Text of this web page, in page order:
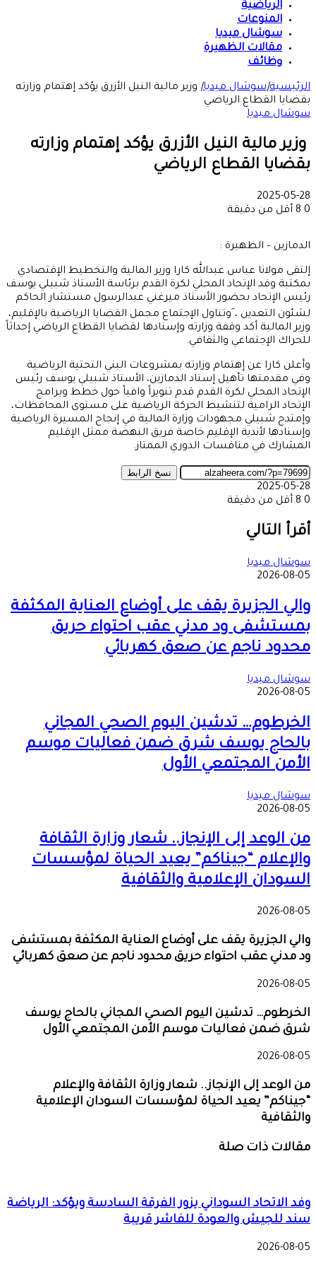
الرياضية
المنوعات
سوشال ميديا
مقالات الظهيرة
وظائف
الرئيسية|سوشال ميديا| وزير مالية النيل الأزرق يؤكد إهتمام وزارته
بقضايا القطاع الرياضي
سوشال ميديا
وزير مالية النيل الأزرق يؤكد إهتمام وزارته
بقضايا القطاع الرياضي
2025-05-28
0
أقل من دقيقة
الدمازين – الظهيرة :
إلتقى مولانا عباس عبدالله كارا وزير المالية والتخطيط الإقتصادي
بمكتبة وفد الإتحاد المحلي لكرة القدم برئاسة الأستاذ شبيلي يوسف
رئيس الإتحاد بحضور الأستاذ ميرغني عبدالرسول مستشار الحاكم
لشئون التعدين ، َوتناول الإجتماع مجمل القضايا الرياضية بالإقليم،
وزير المالية أكد وقفة وزارته وإسنادها لقضايا القطاع الرياضي إحداثاً
للحراك الإجتماعي والثقافي.
وأعلن كارا عن إهتمام وزارته بمشروعات البني التحتية الرياضية
وفي مقدمتها تأهيل إستاد الدمازين، الأستاذ شبيلي يوسف رئيس
الإتحاد المحلي لكرة القدم قدم تنويراً وافياً حول خطط وبرامج
الإتحاد الرامية لتنشيط الحركة الرياضية على مستوى المحافظات،
وإمتدح شبيلي مجهودات وزارة المالية في إنجاح المسيرة الرياضية
وإسنادها لأندية الإقليم خاصة فريق النهضة ممثل الإقليم
المشارك في منافسات الدوري الممتاز.
نسخ الرابط
2025-05-28
0
أقل من دقيقة
عبر
البريد
أقرأ التالي
سوشال ميديا
2026-08-05
والي الجزيرة يقف على أوضاع العناية المكثفة
بمستشفى ود مدني عقب احتواء حريق
محدود ناجم عن صعق كهربائي
سوشال ميديا
2026-08-05
الخرطوم… تدشين اليوم الصحي المجاني
بالحاج يوسف شرق ضمن فعاليات موسم
الأمن المجتمعي الأول
سوشال ميديا
2026-08-05
من الوعد إلى الإنجاز.. شعار وزارة الثقافة
والإعلام “جيناكم” يعيد الحياة لمؤسسات
السودان الإعلامية والثقافية
2026-08-05
والي الجزيرة يقف على أوضاع العناية المكثفة بمستشفى
ود مدني عقب احتواء حريق محدود ناجم عن صعق كهربائي
2026-08-05
الخرطوم… تدشين اليوم الصحي المجاني بالحاج يوسف
شرق ضمن فعاليات موسم الأمن المجتمعي الأول
2026-08-05
من الوعد إلى الإنجاز.. شعار وزارة الثقافة والإعلام
“جيناكم” يعيد الحياة لمؤسسات السودان الإعلامية
والثقافية
مقالات ذات صلة
وفد الاتحاد السوداني يزور الفرقة السادسة ويؤكد: الرياضة
سند للجيش والعودة للفاشر قريبة
2026-08-05